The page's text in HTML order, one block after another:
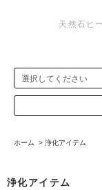
天然石ヒ
ホーム > 浄化アイテム
浄化アイテム